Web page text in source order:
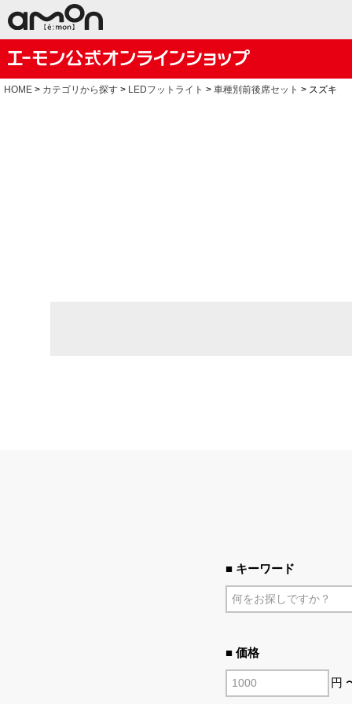
HOME カテゴリから探す LEDフットライト 車種別前後席セット スズキ
■ キーワード
■ 価格
円